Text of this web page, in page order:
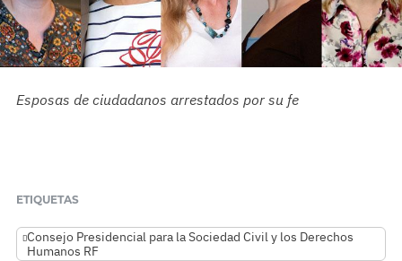
Esposas de ciudadanos arrestados por su fe
ETIQUETAS
Consejo Presidencial para la Sociedad Civil y los Derechos
Humanos RF